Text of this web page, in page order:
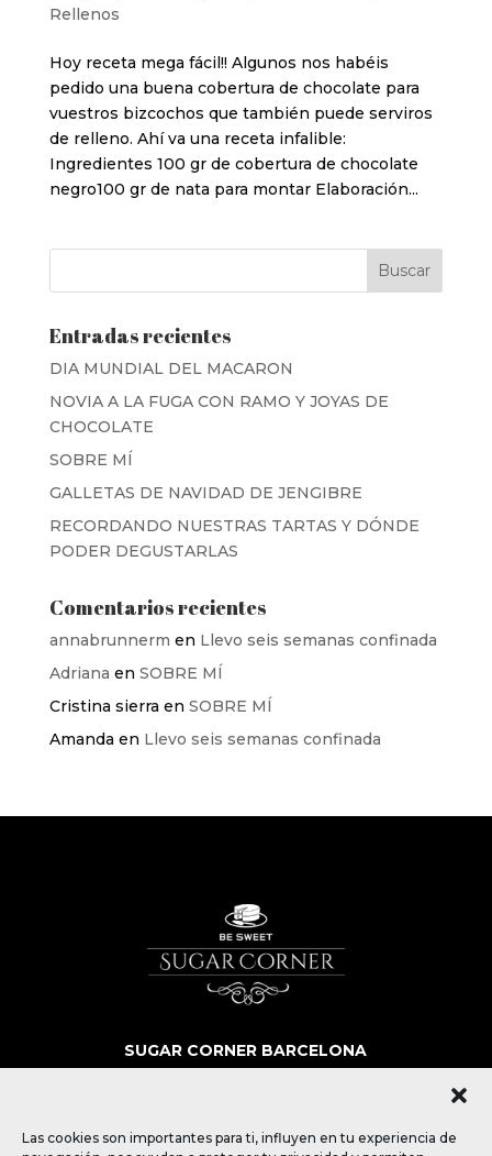
Las cookies son importantes para ti, influyen en tu experiencia de
Rellenos
Hoy receta mega fácil!! Algunos nos habéis
pedido una buena cobertura de chocolate para
vuestros bizcochos que también puede serviros
de relleno. Ahí va una receta infalible:
Ingredientes 100 gr de cobertura de chocolate
negro100 gr de nata para montar Elaboración...
Entradas recientes
DIA MUNDIAL DEL MACARON
NOVIA A LA FUGA CON RAMO Y JOYAS DE
CHOCOLATE
SOBRE MÍ
GALLETAS DE NAVIDAD DE JENGIBRE
RECORDANDO NUESTRAS TARTAS Y DÓNDE
PODER DEGUSTARLAS
Comentarios recientes
annabrunnerm en Llevo seis semanas confinada
Adriana en SOBRE MÍ
Cristina sierra en SOBRE MÍ
Amanda en Llevo seis semanas confinada
SUGAR CORNER BARCELONA
CONTACTO